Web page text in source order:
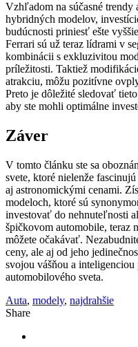
Vzhľadom na súčasné trendy
hybridných modelov,
budúcnosti priniesť ešte
Ferrari sú už teraz lídrami v
kombinácii s exkluzivitou
príležitosti. Taktiež
atrakciu, môžu pozitívne
Preto je dôležité sledovať
aby ste mohli optimálne
Záver
V tomto článku ste sa
svete, ktoré nielenže
aj astronomickými cenami.
modeloch, ktoré sú
investovať do nehnuteľnosti
špičkovom automobile, teraz
môžete očakávať.
ceny, ale aj od jeho
svojou vášňou a
automobilového sveta.
Auta, modely, najdrahšie
Share